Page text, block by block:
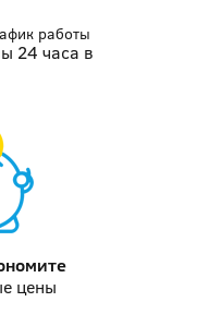
работы
24 часа в
цены